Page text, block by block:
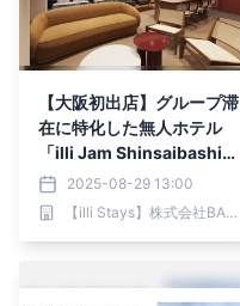
【大阪初出店】グループ滞
在に特化した無人ホテル
「illi Jam Shinsaibashi」
2025年9月開業
2025-08-29 13:00
【illi Stays】株式会社BARE NOTE STUDIO